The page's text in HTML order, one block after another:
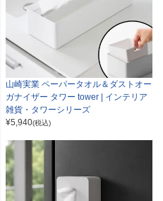
山崎実業 ペーパータオル＆ダストオー
ガナイザー タワー tower | インテリア
雑貨・タワーシリーズ
¥5,940(税込)